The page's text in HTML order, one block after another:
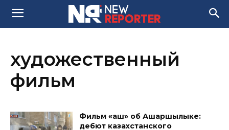
художественный
фильм
Фильм «Қаш» об Ашаршылыке:
дебют казахстанского